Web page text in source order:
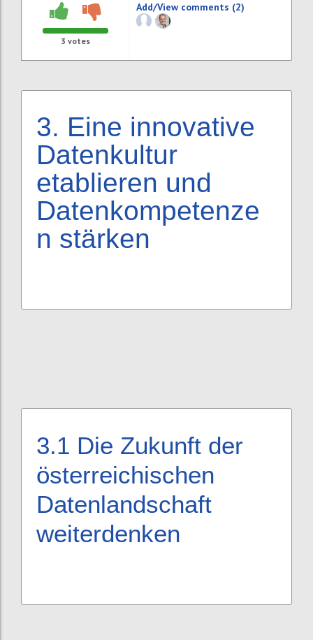
3 votes
Add/View comments (2)
3. Eine innovative
Datenkultur
etablieren und
Datenkompetenze
n stärken
3.1 Die Zukunft der
österreichischen
Datenlandschaft
weiterdenken